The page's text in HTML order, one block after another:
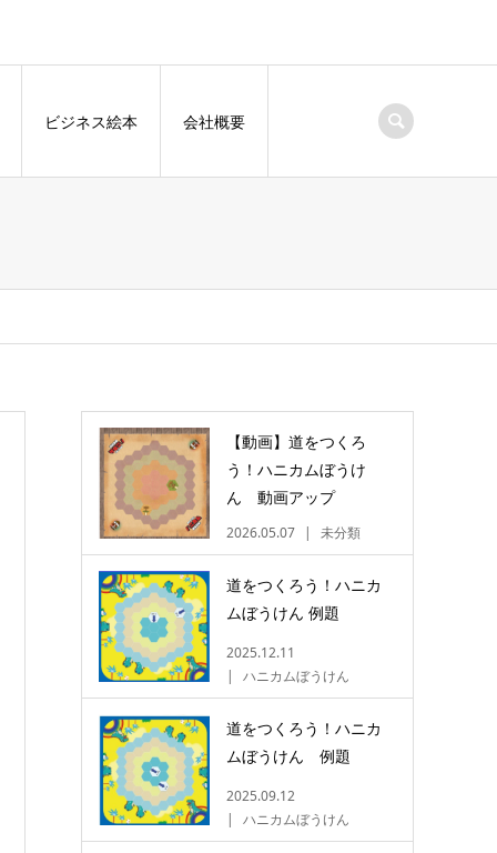
ビジネス絵本 会社概要
【動画】道をつくろ
う！ハニカムぼうけ
ん 動画アップ
2026.05.07 未分類
道をつくろう！ハニカ
ムぼうけん 例題
2025.12.11
ハニカムぼうけん
道をつくろう！ハニカ
ムぼうけん 例題
2025.09.12
ハニカムぼうけん